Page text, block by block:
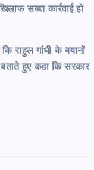
सख्त कार्रवाई हो
राहुल गांधी के बयानों
बताते हुए कहा कि सरकार